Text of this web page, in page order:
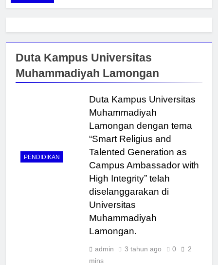
Duta Kampus Universitas
Muhammadiyah Lamongan
PENDIDIKAN
Duta Kampus Universitas
Muhammadiyah
Lamongan dengan tema
“Smart Religius and
Talented Generation as
Campus Ambassador with
High Integrity” telah
diselanggarakan di
Universitas
Muhammadiyah
Lamongan.
admin 3 tahun ago 0
2
mins